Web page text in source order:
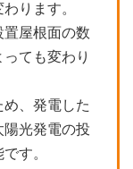
ります。
置屋根面の数
ても変わり
、発電した
光発電の投
す。